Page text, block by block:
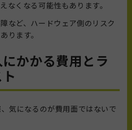
なくなる可能性もあります。
など、ハードウェア側のリスク
ります。
かかる費用とラ
気になるのが費用面ではないで